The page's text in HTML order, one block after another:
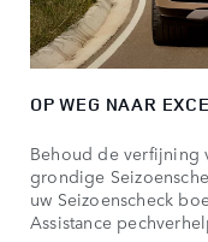
OP WEG NAAR
Behoud de verfijning
grondige
uw Seizoenscheck
Assistance